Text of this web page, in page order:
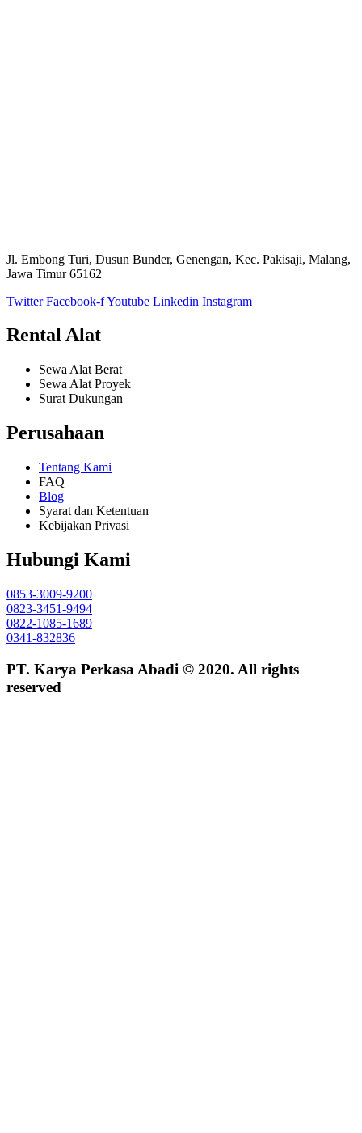
Jl. Embong Turi, Dusun Bunder, Genengan, Kec. Pakisaji, Malang,
Jawa Timur 65162
Twitter Facebook-fYoutube Linkedin Instagram
Rental Alat
Sewa Alat Berat
Sewa Alat Proyek
Surat Dukungan
Perusahaan
Tentang Kami
FAQ
Blog
Syarat dan Ketentuan
Kebijakan Privasi
Hubungi Kami
0853-3009-9200
0823-3451-9494
0822-1085-1689
0341-832836
PT. Karya Perkasa Abadi © 2020. All rights
reserved